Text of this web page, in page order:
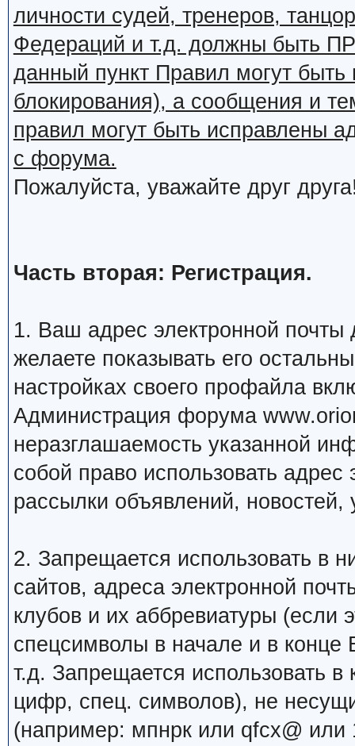
личности судей, тренеров,
Федераций и т.д. должны
данный пункт Правил могут
блокирования), а сообщения и
правил могут быть исправлены
с форума.
Пожалуйста, уважайте друг
Часть вторая: Регистрация.
1. Ваш адрес электронной
желаете показывать его
настройках своего профайла
Администрация форума
неразглашаемость указанной
собой право использовать
рассылки объявлений, новостей,
2. Запрещается использовать в
сайтов, адреса электронной
клубов и их аббревиатуры (если
спецсимволы в начале и в
т.д. Запрещается использовать
цифр, спец. символов), не
(например: мпнрк или qfcx@ или